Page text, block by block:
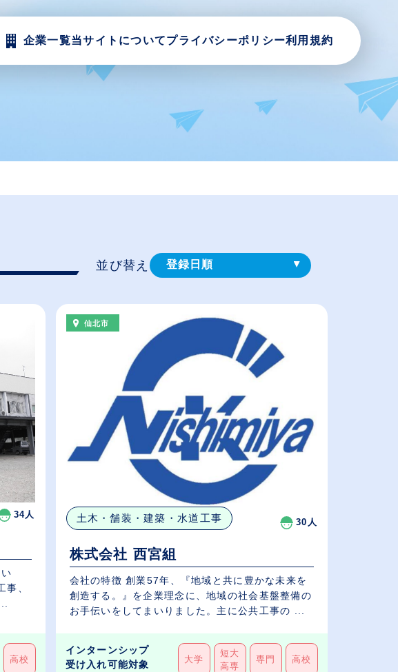
企業一覧当サイトについてプライバシーポリシー利用規約
並び替え 登録⽇順
従業員が多い順
休日数が多い順
34人
、
高校
仙北市
土木・舗装・建築・水道工事 30人
株式会社 西宮組
会社の特徴 創業57年、『地域と共に豊かな未来を
創造する。』を企業理念に、地域の社会基盤整備の
お手伝いをしてまいりました。主に公共工事の ...
インターンシップ
受け入れ可能対象
大学
短大
高専
専門 高校